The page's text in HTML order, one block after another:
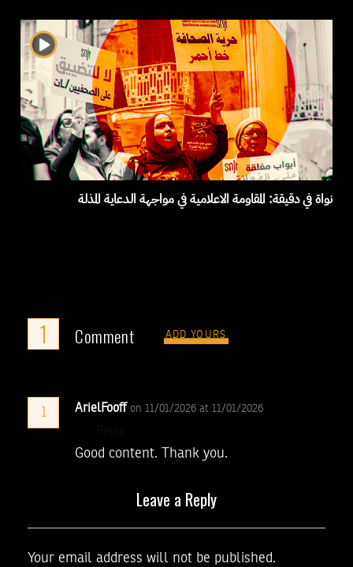
نواة في دقيقة: المقاومة الاعلامية في مواجهة الدعاية المذلة
1 Comment ADD YOURS
1 ArielFooff on 11/01/2026 at 11/01/2026
Good content. Thank you.
Leave a Reply
Your email address will not be published.